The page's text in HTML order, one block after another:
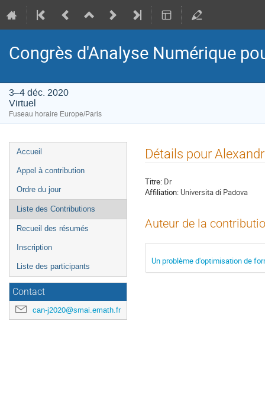
Congrès d'Analyse Numérique
3–4 déc. 2020
Virtuel
Fuseau horaire Europe/Paris
Menu
de
Accueil
Appel à contribution
Ordre du jour
Liste des Contributions
Recueil des résumés
Inscription
Liste des participants
Contact
can-j2020@smai.emath.fr
Détails pour
Titre: Dr
Affiliation: Universita di Padova
Auteur de la
Un problème d'optimisation de